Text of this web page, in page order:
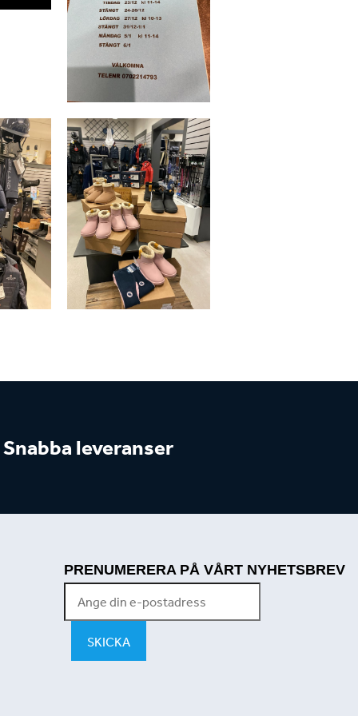
Snabba leveranser
PRENUMERERA PÅ VÅRT NYHETSBREV